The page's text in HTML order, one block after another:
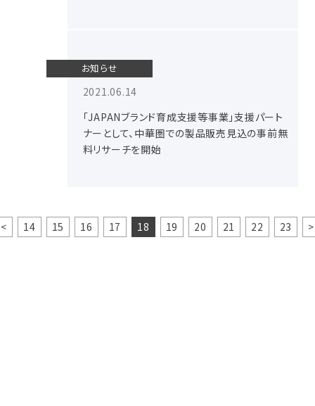
お知らせ
2021.06.14
「JAPANブランド育成支援等事業」支援パート
ナーとして、中華圏での製品販売見込の事前無
料リサーチを開始
< 14 15 16 17 18 19 20 21 22 23 >